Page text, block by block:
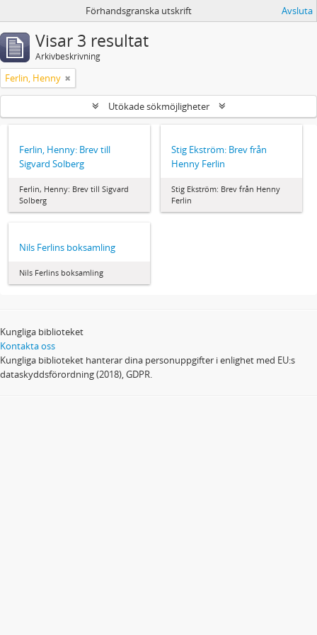
Förhandsgranska utskrift Avsluta
Visar 3 resultat
Arkivbeskrivning
Ferlin, Henny
Utökade sökmöjligheter
Ferlin, Henny: Brev till
Sigvard Solberg
Ferlin, Henny: Brev till Sigvard
Solberg
Stig Ekström: Brev från
Henny Ferlin
Stig Ekström: Brev från Henny
Ferlin
Nils Ferlins boksamling
Nils Ferlins boksamling
Kungliga biblioteket
Kontakta oss
Kungliga biblioteket hanterar dina personuppgifter i enlighet med EU:s
dataskyddsförordning (2018), GDPR.